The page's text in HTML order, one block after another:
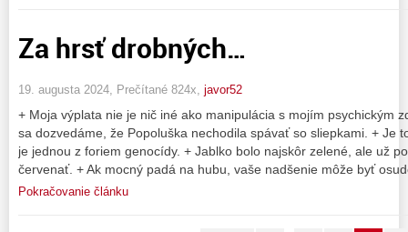
Za hrsť drobných…
19. augusta 2024, Prečítané 824x, javor52
+ Moja výplata nie je nič iné ako manipulácia s mojím psychickým
sa dozvedáme, že Popoluška nechodila spávať so sliepkami. + Je
je jednou z foriem genocídy. + Jablko bolo najskôr zelené, ale už
červenať. + Ak mocný padá na hubu, vaše nadšenie môže byť
Pokračovanie článku